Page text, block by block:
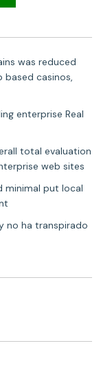
was reduced
based casinos,
enterprise Real
total evaluation
web sites
minimal put local
no ha transpirado